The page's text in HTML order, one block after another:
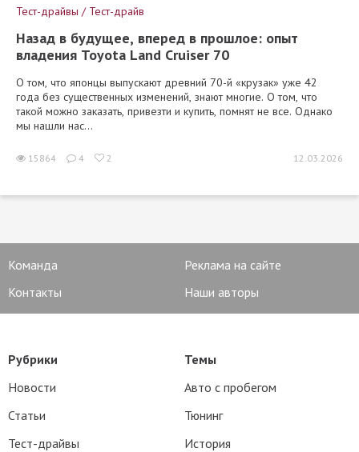
Тест-драйвы / Тест-драйв
Назад в будущее, вперед в прошлое: опыт
владения Toyota Land Cruiser 70
О том, что японцы выпускают древний 70-й «крузак» уже 42
года без существенных изменений, знают многие. О том, что
такой можно заказать, привезти и купить, помнят не все. Однако
мы нашли нас...
15864 4 2 12.03.2026
Команда
Реклама на сайте
Контакты
Наши авторы
Рубрики
Новости
Статьи
Тест-драйвы
Темы
Авто с пробегом
Тюнинг
История